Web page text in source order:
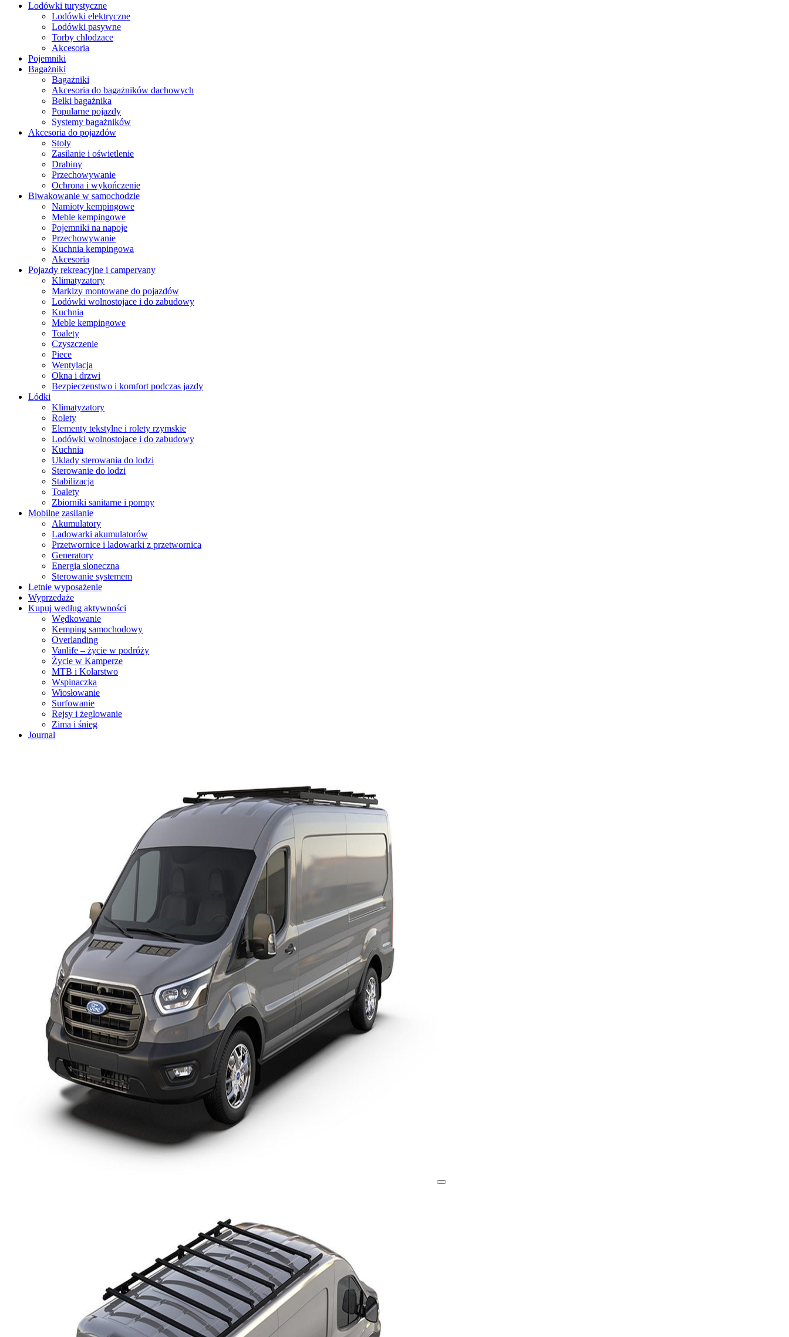
Lodówki turystyczne
Lodówki elektryczne
Lodówki pasywne
Torby chlodzace
Akcesoria
Pojemniki
Bagażniki
Bagażniki
Akcesoria do bagażników dachowych
Belki bagażnika
Popularne pojazdy
Systemy bagażników
Akcesoria do pojazdów
Stoły
Zasilanie i oświetlenie
Drabiny
Przechowywanie
Ochrona i wykończenie
Biwakowanie w samochodzie
Namioty kempingowe
Meble kempingowe
Pojemniki na napoje
Przechowywanie
Kuchnia kempingowa
Akcesoria
Pojazdy rekreacyjne i campervany
Klimatyzatory
Markizy montowane do pojazdów
Lodówki wolnostojace i do zabudowy
Kuchnia
Meble kempingowe
Toalety
Czyszczenie
Piece
Wentylacja
Okna i drzwi
Bezpieczenstwo i komfort podczas jazdy
Lódki
Klimatyzatory
Rolety
Elementy tekstylne i rolety rzymskie
Lodówki wolnostojace i do zabudowy
Kuchnia
Uklady sterowania do lodzi
Sterowanie do lodzi
Stabilizacja
Toalety
Zbiorniki sanitarne i pompy
Mobilne zasilanie
Akumulatory
Ladowarki akumulatorów
Przetwornice i ladowarki z przetwornica
Generatory
Energia sloneczna
Sterowanie systemem
Letnie wyposażenie
Wyprzedaże
Kupuj według aktywności
Wędkowanie
Kemping samochodowy
Overlanding
Vanlife – życie w podróży
Życie w Kamperze
MTB i Kolarstwo
Wspinaczka
Wiosłowanie
Surfowanie
Rejsy i żeglowanie
Zima i śnieg
Journal